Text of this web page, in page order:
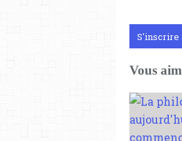
S'inscrire
Vous